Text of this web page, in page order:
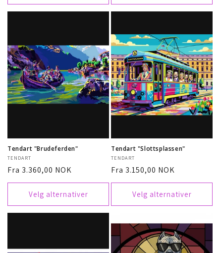
Tendart "Brudeferden"
Selger:
TENDART
Vanlig
pris
Fra 3.360,00 NOK
Velg alternativer
Tendart "Slottsplassen"
Selger:
TENDART
Vanlig
pris
Fra 3.150,00 NOK
Velg alternativer